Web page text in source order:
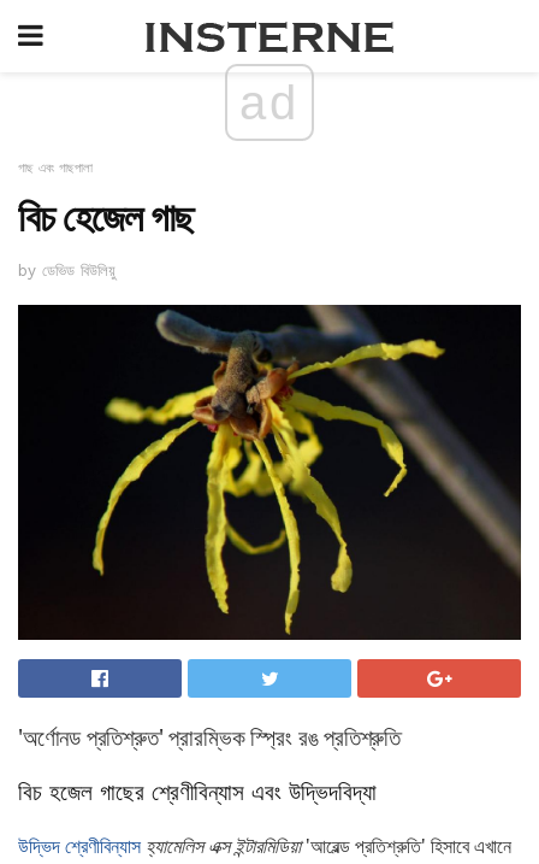
ad
গাছ এবং গাছপালা
বিচ হেজেল গাছ
by ডেভিড বিউলিয়ু
'অর্ণোনড প্রতিশ্রুত' প্রারম্ভিক স্প্রিং রঙ প্রতিশ্রুতি
বিচ হজেল গাছের শ্রেণীবিন্যাস এবং উদ্ভিদবিদ্যা
উদ্ভিদ শ্রেণীবিন্যাস হ্যামেলিস এক্স ইন্টারমিডিয়া'আরেল্ড প্রতিশ্রুতি' হিসাবে এখানে